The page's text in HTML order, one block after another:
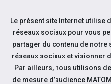
Aller au contenu
DÉPOSER UN
Le présent site Internet utilise
réseaux sociaux pour vous
partager du contenu de notre
réseaux sociaux et visionner
Par ailleurs, nous utilisons
de mesure d’audience